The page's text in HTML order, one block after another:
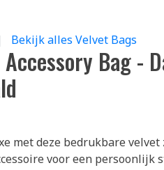
Bekijk alles Velvet Bags
Bag -
met deze bedrukbare velvet
voor een persoonlijk